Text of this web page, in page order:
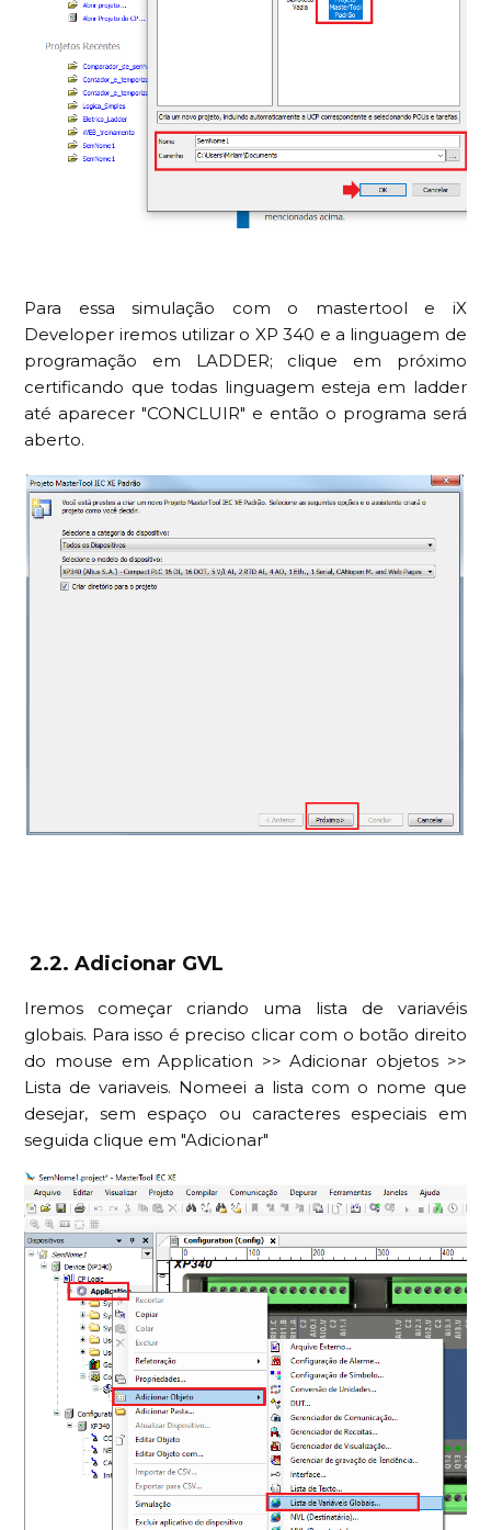
Para essa simulação com o mastertool e iX
Developer iremos utilizar o XP 340 e a linguagem de
programação em LADDER; clique em próximo
certificando que todas linguagem esteja em ladder
até aparecer "CONCLUIR" e então o programa será
aberto.
2.2. Adicionar GVL
Iremos começar criando uma lista de variavéis
globais. Para isso é preciso clicar com o botão direito
do mouse em Application >> Adicionar objetos >>
Lista de variaveis. Nomeei a lista com o nome que
desejar, sem espaço ou caracteres especiais em
seguida clique em "Adicionar"